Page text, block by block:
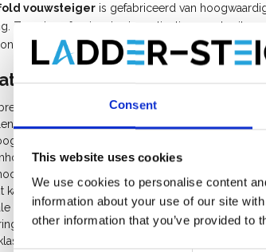
Consent
This website uses cookies
We use cookies to personalise content
information about your use of our site
other information that you’ve provided to
vouwsteiger is gefabriceerd van
Zowel professionals als particulieren gebruiken
zijn los verkrijgbaar.
0,75 m
1,90 m
4,50 m
2,50 m
rolsteiger: 3,70 m
kamersteiger: 67,3 Kg
belasting: 250 Kg
NEN-EN 1004, EN 1298, TÜV-GS
III (200 Kg/m²)